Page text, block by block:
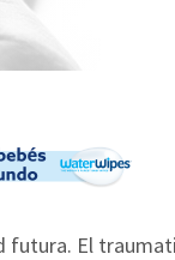
futura. El